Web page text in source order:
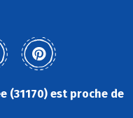
(31170) est proche de